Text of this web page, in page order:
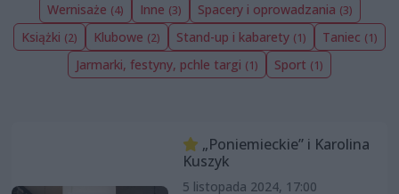
Wernisaże (4) Inne (3) Spacery i oprowadzania (3)
Książki (2) Klubowe (2) Stand-up i kabarety (1) Taniec (1)
Jarmarki, festyny, pchle targi (1) Sport (1)
„Poniemieckie” i Karolina
Kuszyk
5 listopada 2024, 17:00